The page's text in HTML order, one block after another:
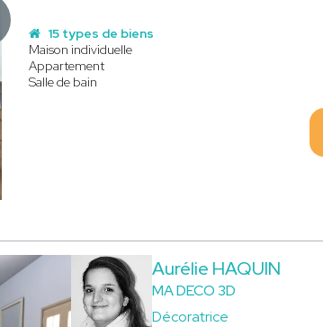
15 types de biens
Maison individuelle
Appartement
Salle de bain
Aurélie HAQUIN
MA DECO 3D
Décoratrice